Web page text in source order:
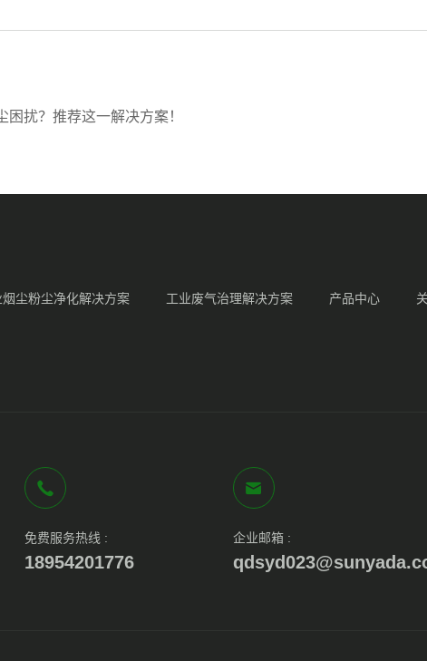
扰？推荐这一解决方案！
烟尘粉尘净化解决方案 工业废气治理解决方案 产品中心
免费服务热线 :
18954201776
企业邮箱 :